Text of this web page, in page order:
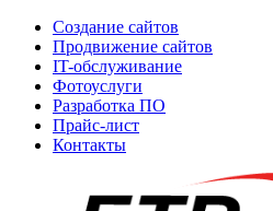
Создание сайтов
Продвижение сайтов
IT-обслуживание
Фотоуслуги
Разработка ПО
Прайс-лист
Контакты